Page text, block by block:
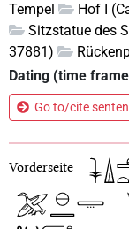
Tempel
Hof I
Sitzstatue des
37881)
Dating (time
Go to/cite
Vorderseite